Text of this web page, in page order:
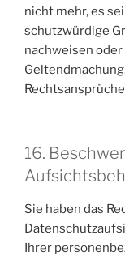
nicht mehr, es
schutzwürdige
nachweisen
16.
Sie haben das
Ihrer